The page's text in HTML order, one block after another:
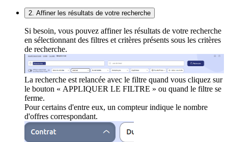
2. Affiner les résultats de votre recherche
Si besoin, vous pouvez affiner les résultats de votre recherche
en sélectionnant des filtres et critères présents sous les critères
de recherche.
La recherche est relancée avec le filtre quand vous cliquez sur
le bouton « APPLIQUER LE FILTRE » ou quand le filtre se
ferme.
Pour certains d'entre eux, un compteur indique le nombre
d'offres correspondant.